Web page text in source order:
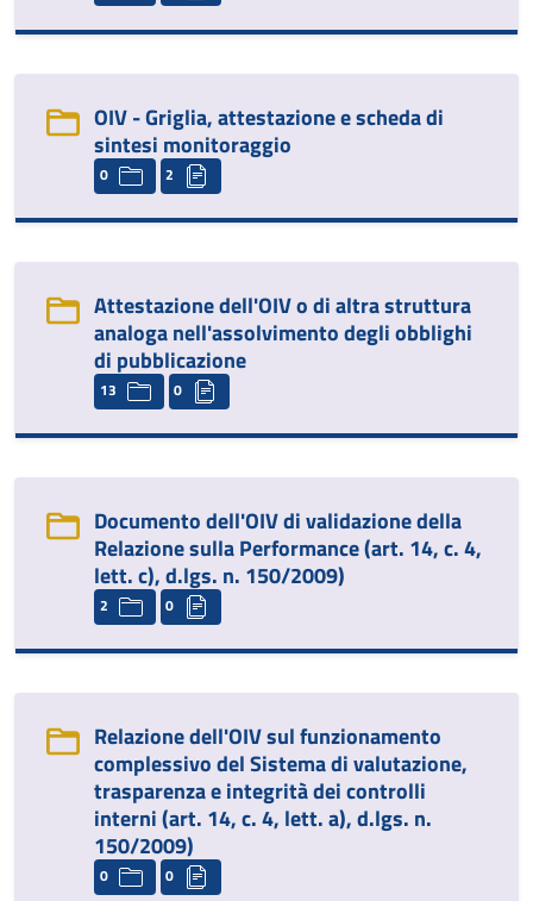
OIV - Griglia, attestazione e scheda di
sintesi monitoraggio
0 2
Attestazione dell'OIV o di altra struttura
analoga nell'assolvimento degli obblighi
di pubblicazione
13 0
Documento dell'OIV di validazione della
Relazione sulla Performance (art. 14, c. 4,
lett. c), d.lgs. n. 150/2009)
2 0
Relazione dell'OIV sul funzionamento
complessivo del Sistema di valutazione,
trasparenza e integrità dei controlli
interni (art. 14, c. 4, lett. a), d.lgs. n.
150/2009)
0 0